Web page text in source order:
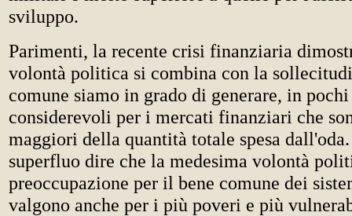
sviluppo.
Parimenti, la recente crisi finanziaria
volontà politica si combina con la
comune siamo in grado di generare, in
considerevoli per i mercati finanziari che
maggiori della quantità totale spesa
superfluo dire che la medesima volontà
preoccupazione per il bene comune dei
valgono anche per i più poveri e più